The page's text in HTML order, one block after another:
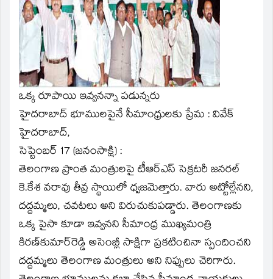
ఒక్క రూపాయి ఇవ్వనన్నా పడున్నరు
హైదరాబాద్‌ భూములపైనే సీమాంధ్రులకు ప్రేమ : వివేక్‌
హైదరాబాద్‌,
సెప్టెంబర్‌ 17 (జనంసాక్షి) :
తెలంగాణ ప్రాంత మంత్రులపై టీఆర్‌ఎస్‌ సెక్రటరీ జనరల్‌
కె.కేశ వరావు తీవ్ర స్థాయిలో ధ్వజమెత్తారు. వారు అట్టోల్లేనని,
దద్దమ్మలు, చవటలు అని విరుచుకుపడ్డారు. తెలంగాణకు
ఒక్క పైసా కూడా ఇవ్వనని సీమాంధ్ర ముఖ్యమంత్రి
కిరణ్‌కుమార్‌రెడ్డి అసెంబ్లీ సాక్షిగా ప్రకటించినా స్పందించని
దద్దమ్మలు తెలంగాణ మంత్రులు అని నిప్పులు చెరిగారు.